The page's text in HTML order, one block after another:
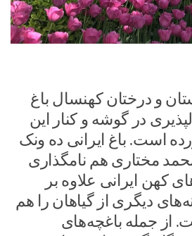
و درختان کهنسال باغ
در گوشه و کنار این
است. باغ ایرانی ده ونک
مختاری هم نامگذاری
کهن ایرانی علاوه بر
دیگری از گیاهان را هم
از جمله باغچه‌های